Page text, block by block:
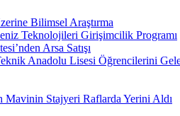
Bilimsel Araştırma
Teknolojileri Girişimcilik Programı
Arsa Satışı
Anadolu Lisesi Öğrencilerini
Mavinin Stajyeri Raflarda Yerini Aldı